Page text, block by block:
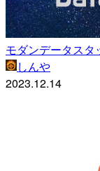
モダンデータス
しんや
2023.12.14